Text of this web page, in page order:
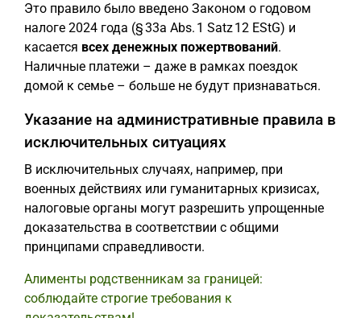
Это правило было введено Законом о годовом
налоге 2024 года (§ 33a Abs. 1 Satz 12 EStG) и
касается всех денежных пожертвований.
Наличные платежи – даже в рамках поездок
домой к семье – больше не будут признаваться.
Указание на административные правила в
исключительных ситуациях
В исключительных случаях, например, при
военных действиях или гуманитарных кризисах,
налоговые органы могут разрешить упрощенные
доказательства в соответствии с общими
принципами справедливости.
Алименты родственникам за границей:
соблюдайте строгие требования к